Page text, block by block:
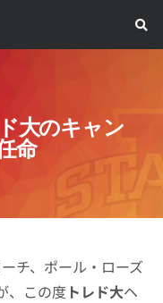
大のキャン
命
チ、ポール・ローズ
、この度 トレド大ヘ